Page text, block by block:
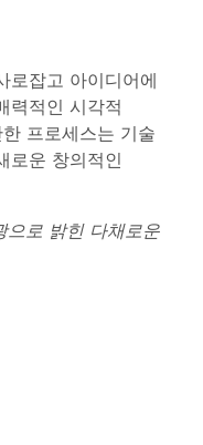
로잡고 아이디어에
력적인 시각적
프로세스는 기술
로운 창의적인
으로 밝힌 다채로운